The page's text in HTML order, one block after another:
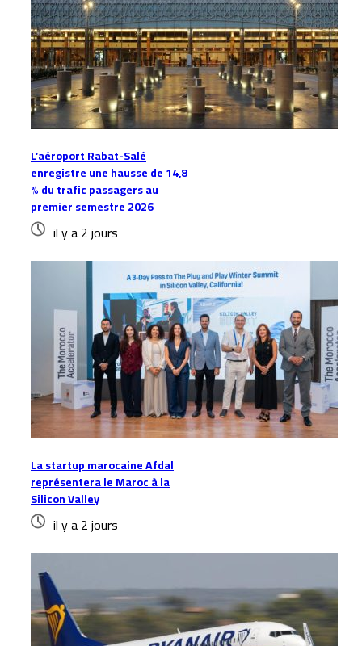
L’aéroport Rabat-Salé
enregistre une hausse de 14,8
% du trafic passagers au
premier semestre 2026
il y a 2 jours
La startup marocaine Afdal
représentera le Maroc à la
Silicon Valley
il y a 2 jours